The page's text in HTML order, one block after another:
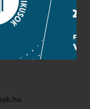
u. 1. (Müpa)